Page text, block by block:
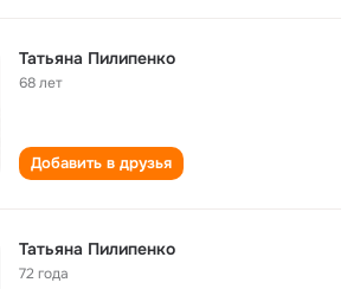
Татьяна Пилипенко
68 лет
Добавить в друзья
Татьяна Пилипенко
72 года